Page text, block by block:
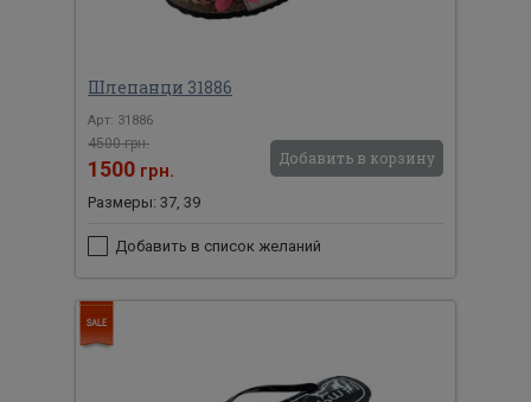
Шлепанци 31886
Арт: 31886
4500 грн.
1500 грн.
Добавить в корзину
Размеры: 37, 39
Добавить в список желаний